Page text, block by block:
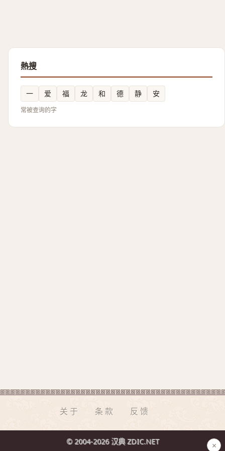
熱搜
一 爱 福 龙 和 德 静 安
常被查询的字
关于 条款 反馈
© 2004-2026 汉典 ZDIC.NET ×